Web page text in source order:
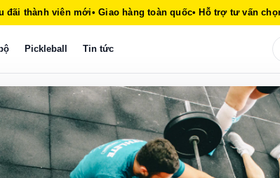
đãi thành viên mới• Giao hàng toàn quốc• Hỗ trợ tư vấn
Pickleball Tin tức